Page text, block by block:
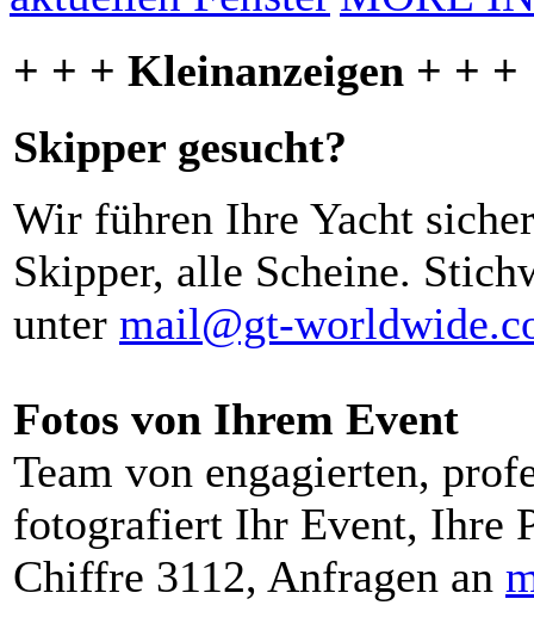
+ + + Kleinanzeigen + + +
Skipper gesucht?
Wir führen Ihre Yacht
Skipper, alle Scheine.
unter mail@gt-
Fotos von Ihrem Event
Team von engagierten,
fotografiert Ihr Event, Ihre
Chiffre 3112, Anfragen an